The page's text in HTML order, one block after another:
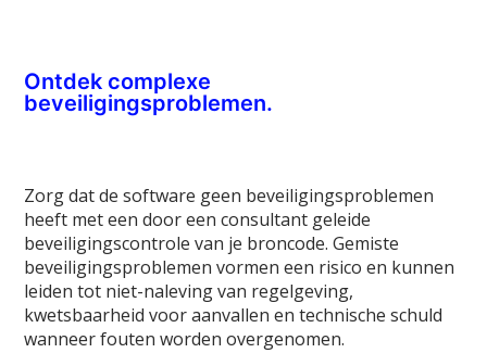
Ontdek complexe
beveiligingsproblemen.
Zorg dat de software geen beveiligingsproblemen
heeft met een door een consultant geleide
beveiligingscontrole van je broncode. Gemiste
beveiligingsproblemen vormen een risico en kunnen
leiden tot niet-naleving van regelgeving,
kwetsbaarheid voor aanvallen en technische schuld
wanneer fouten worden overgenomen.